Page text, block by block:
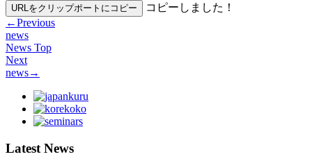
URLをクリップポートにコピー
コピーしました！
←Previous
news
News Top
Next
news→
Latest News